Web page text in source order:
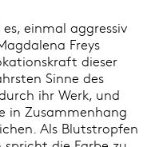
einmal aggressiv
Freys
dieser
Sinne des
ihr Werk, und
in Zusammenhang
Als Blutstropfen